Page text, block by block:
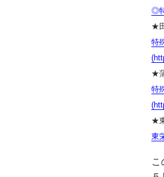
◎
★
特
★
特
★
東
こ